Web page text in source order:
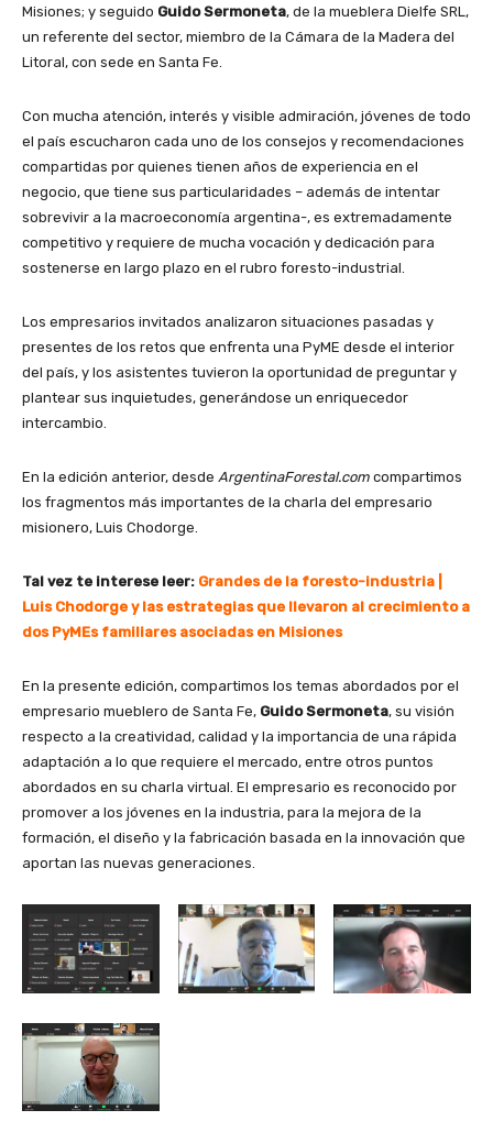
Misiones; y seguido Guido Sermoneta, de la mueblera Dielfe SRL,
un referente del sector, miembro de la Cámara de la Madera del
Litoral, con sede en Santa Fe.
Con mucha atención, interés y visible admiración, jóvenes de todo
el país escucharon cada uno de los consejos y recomendaciones
compartidas por quienes tienen años de experiencia en el
negocio, que tiene sus particularidades – además de intentar
sobrevivir a la macroeconomía argentina-, es extremadamente
competitivo y requiere de mucha vocación y dedicación para
sostenerse en largo plazo en el rubro foresto-industrial.
Los empresarios invitados analizaron situaciones pasadas y
presentes de los retos que enfrenta una PyME desde el interior
del país, y los asistentes tuvieron la oportunidad de preguntar y
plantear sus inquietudes, generándose un enriquecedor
intercambio.
En la edición anterior, desde ArgentinaForestal.com compartimos
los fragmentos más importantes de la charla del empresario
misionero, Luis Chodorge.
Tal vez te interese leer: Grandes de la foresto-industria |
Luis Chodorge y las estrategias que llevaron al crecimiento a
dos PyMEs familiares asociadas en Misiones
En la presente edición, compartimos los temas abordados por el
empresario mueblero de Santa Fe, Guido Sermoneta, su visión
respecto a la creatividad, calidad y la importancia de una rápida
adaptación a lo que requiere el mercado, entre otros puntos
abordados en su charla virtual. El empresario es reconocido por
promover a los jóvenes en la industria, para la mejora de la
formación, el diseño y la fabricación basada en la innovación que
aportan las nuevas generaciones.